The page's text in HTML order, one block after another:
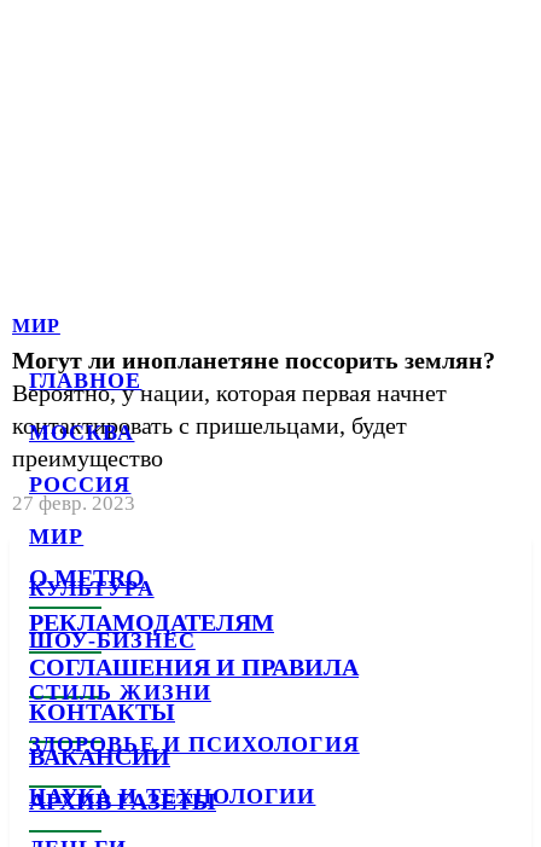
ГЛАВНОЕ
МОСКВА
РОССИЯ
МИР
КУЛЬТУРА
ШОУ-БИЗНЕС
СТИЛЬ ЖИЗНИ
ЗДОРОВЬЕ И ПСИХОЛОГИЯ
НАУКА И ТЕХНОЛОГИИ
МИР
Могут ли инопланетяне поссорить землян?
Вероятно, у нации, которая первая начнет
контактировать с пришельцами, будет
преимущество
27 февр. 2023
О METRO
РЕКЛАМОДАТЕЛЯМ
СОГЛАШЕНИЯ И ПРАВИЛА
КОНТАКТЫ
ВАКАНСИИ
АРХИВ ГАЗЕТЫ